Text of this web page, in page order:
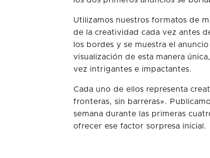
Utilizamos nuestros formatos de
de la creatividad cada vez antes
los bordes y se muestra el
visualización de esta manera
vez intrigantes e impactantes.
Cada uno de ellos representa
fronteras, sin barreras».
semana durante las primeras
ofrecer ese factor sorpresa inicial.